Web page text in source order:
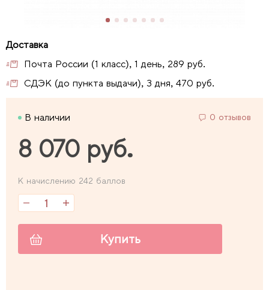
Почта России (1 класс), 1 день, 289 руб.
СДЭК (до пункта выдачи), 3 дня, 470 руб.
В наличии 0 отзывов
8 070 руб.
К начислению 242 баллов
Купить